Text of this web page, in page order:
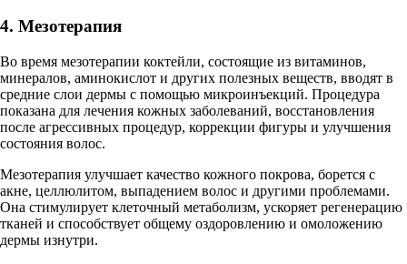
4. Мезотерапия
Во время мезотерапии коктейли, состоящие из витаминов,
минералов, аминокислот и других полезных веществ, вводят в
средние слои дермы с помощью микроинъекций. Процедура
показана для лечения кожных заболеваний, восстановления
после агрессивных процедур, коррекции фигуры и улучшения
состояния волос.
Мезотерапия улучшает качество кожного покрова, борется с
акне, целлюлитом, выпадением волос и другими проблемами.
Она стимулирует клеточный метаболизм, ускоряет регенерацию
тканей и способствует общему оздоровлению и омоложению
дермы изнутри.